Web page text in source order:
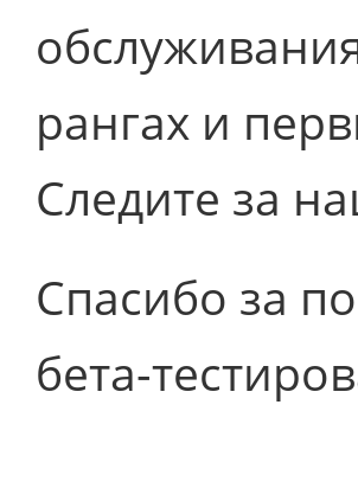
рангах и
Следите за
Спасибо за
бета-